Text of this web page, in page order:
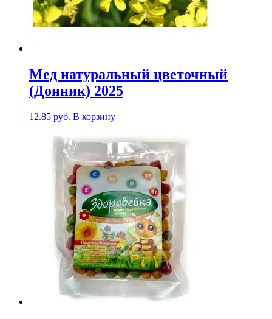
Мед натуральный цветочный
(Донник) 2025
12.85 руб. В корзину